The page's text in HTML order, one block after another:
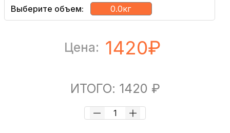
Выберите объем: 0.0кг
Цена: 1420₽
ИТОГО: 1420 ₽